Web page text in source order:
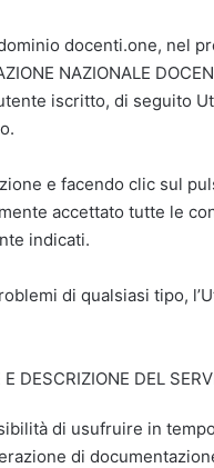
docenti.one, nel
NAZIONALE
iscritto, di seguito
e facendo clic sul
accettato tutte le
indicati.
di qualsiasi tipo,
DESCRIZIONE DEL
di usufruire in
di